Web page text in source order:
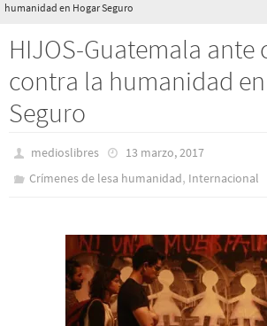
humanidad en Hogar Seguro
HIJOS-Guatemala ante
contra la humanidad
Seguro
medioslibres
13 marzo, 2017
Crímenes de lesa humanidad, Internacional